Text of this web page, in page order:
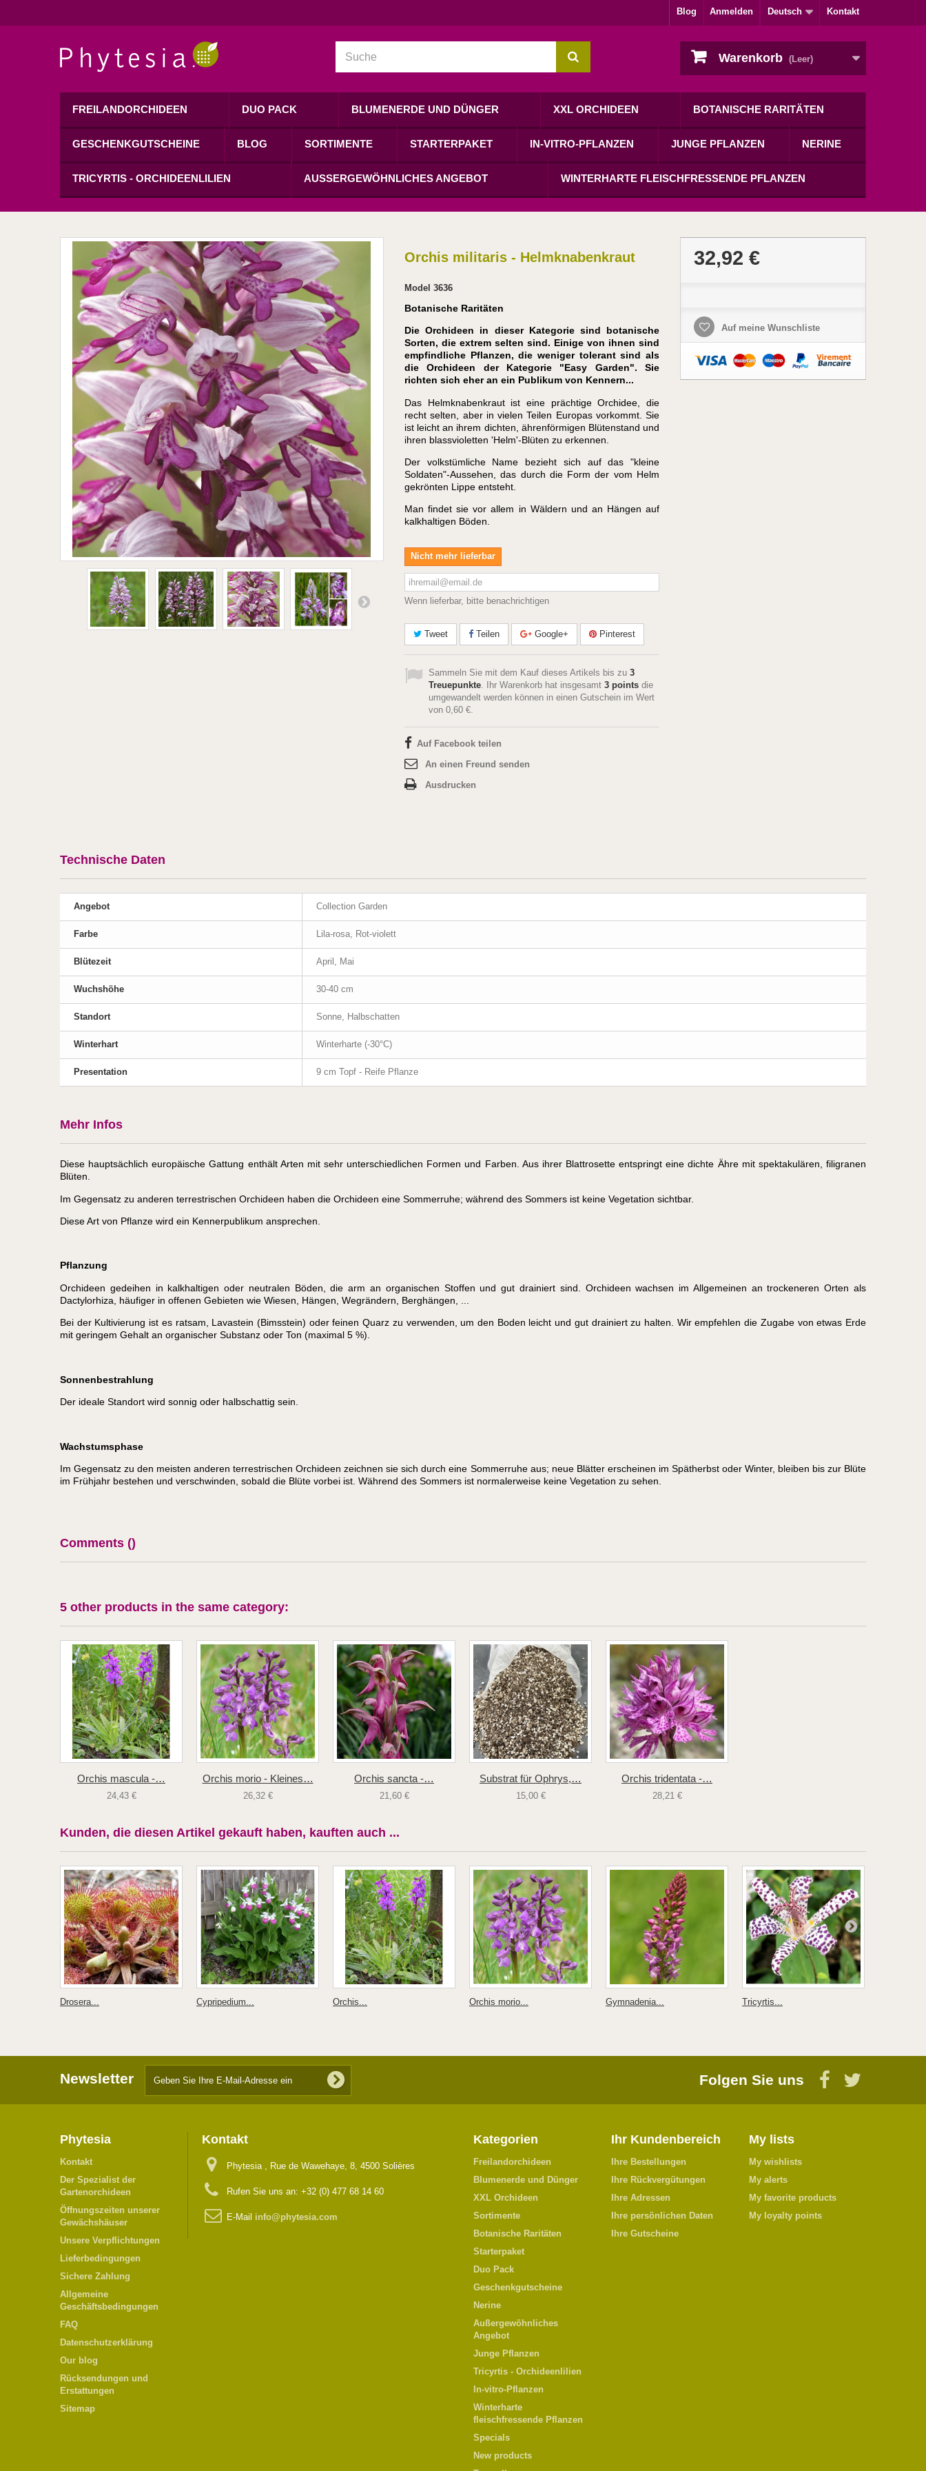
Kontakt
Deutsch
Anmelden
Blog
Warenkorb (Leer)
FREILANDORCHIDEEN DUO PACK BLUMENERDE UND DÜNGER XXL ORCHIDEEN BOTANISCHE RARITÄTEN
GESCHENKGUTSCHEINE BLOG SORTIMENTE STARTERPAKET IN-VITRO-PFLANZEN JUNGE PFLANZEN NERINE
TRICYRTIS - ORCHIDEENLILIEN AUSSERGEWÖHNLICHES ANGEBOT WINTERHARTE FLEISCHFRESSENDE PFLANZEN
Orchis militaris - Helmknabenkraut
Model 3636
Botanische Raritäten
Die Orchideen in dieser Kategorie sind botanische
Sorten, die extrem selten sind. Einige von ihnen sind
empfindliche Pflanzen, die weniger tolerant sind als
die Orchideen der Kategorie "Easy Garden". Sie
richten sich eher an ein Publikum von Kennern...
Das Helmknabenkraut ist eine prächtige Orchidee, die
recht selten, aber in vielen Teilen Europas vorkommt. Sie
ist leicht an ihrem dichten, ährenförmigen Blütenstand und
ihren blassvioletten 'Helm'-Blüten zu erkennen.
Der volkstümliche Name bezieht sich auf das "kleine
Soldaten"-Aussehen, das durch die Form der vom Helm
gekrönten Lippe entsteht.
Man findet sie vor allem in Wäldern und an Hängen auf
kalkhaltigen Böden.
Nicht mehr lieferbar
Wenn lieferbar, bitte benachrichtigen
Tweet Teilen Google+ Pinterest
Sammeln Sie mit dem Kauf dieses Artikels bis zu 3
Treuepunkte. Ihr Warenkorb hat insgesamt 3 points die
umgewandelt werden können in einen Gutschein im Wert
von 0,60 €.
Auf Facebook teilen
An einen Freund senden
Ausdrucken
32,92 €
Auf meine Wunschliste
Technische Daten
Angebot Collection Garden
Farbe Lila-rosa, Rot-violett
Blütezeit April, Mai
Wuchshöhe 30-40 cm
Standort Sonne, Halbschatten
Winterhart Winterharte (-30°C)
Presentation 9 cm Topf - Reife Pflanze
Mehr Infos
Diese hauptsächlich europäische Gattung enthält Arten mit sehr unterschiedlichen Formen und Farben. Aus ihrer Blattrosette entspringt eine dichte Ähre mit spektakulären, filigranen
Blüten.
Im Gegensatz zu anderen terrestrischen Orchideen haben die Orchideen eine Sommerruhe; während des Sommers ist keine Vegetation sichtbar.
Diese Art von Pflanze wird ein Kennerpublikum ansprechen.
Pflanzung
Orchideen gedeihen in kalkhaltigen oder neutralen Böden, die arm an organischen Stoffen und gut drainiert sind. Orchideen wachsen im Allgemeinen an trockeneren Orten als
Dactylorhiza, häufiger in offenen Gebieten wie Wiesen, Hängen, Wegrändern, Berghängen, ...
Bei der Kultivierung ist es ratsam, Lavastein (Bimsstein) oder feinen Quarz zu verwenden, um den Boden leicht und gut drainiert zu halten. Wir empfehlen die Zugabe von etwas Erde
mit geringem Gehalt an organischer Substanz oder Ton (maximal 5 %).
Sonnenbestrahlung
Der ideale Standort wird sonnig oder halbschattig sein.
Wachstumsphase
Im Gegensatz zu den meisten anderen terrestrischen Orchideen zeichnen sie sich durch eine Sommerruhe aus; neue Blätter erscheinen im Spätherbst oder Winter, bleiben bis zur Blüte
im Frühjahr bestehen und verschwinden, sobald die Blüte vorbei ist. Während des Sommers ist normalerweise keine Vegetation zu sehen.
Comments ()
5 other products in the same category:
Orchis mascula -…
24,43 €
Orchis morio - Kleines…
26,32 €
Orchis sancta -…
21,60 €
Substrat für Ophrys,…
15,00 €
Orchis tridentata -…
28,21 €
Kunden, die diesen Artikel gekauft haben, kauften auch ...
Drosera... Cypripedium... Orchis... Orchis morio... Gymnadenia... Tricyrtis...
Newsletter Folgen Sie uns
Phytesia
Kontakt
Der Spezialist der
Gartenorchideen
Öffnungszeiten unserer
Gewächshäuser
Unsere Verpflichtungen
Lieferbedingungen
Sichere Zahlung
Allgemeine
Geschäftsbedingungen
FAQ
Datenschutzerklärung
Our blog
Rücksendungen und
Erstattungen
Sitemap
Kontakt
Phytesia , Rue de Wawehaye, 8, 4500 Solières
Rufen Sie uns an: +32 (0) 477 68 14 60
E-Mail info@phytesia.com
Kategorien
Freilandorchideen
Blumenerde und Dünger
XXL Orchideen
Sortimente
Botanische Raritäten
Starterpaket
Duo Pack
Geschenkgutscheine
Nerine
Außergewöhnliches
Angebot
Junge Pflanzen
Tricyrtis - Orchideenlilien
In-vitro-Pflanzen
Winterharte
fleischfressende Pflanzen
Specials
New products
Ihr Kundenbereich
Ihre Bestellungen
Ihre Rückvergütungen
Ihre Adressen
Ihre persönlichen Daten
Ihre Gutscheine
My lists
My wishlists
My alerts
My favorite products
My loyalty points